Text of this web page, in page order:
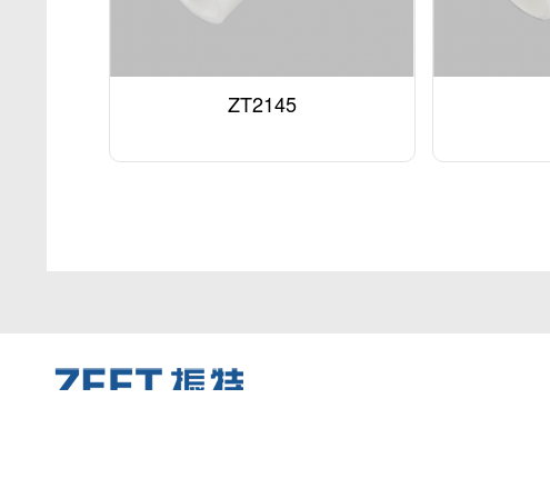
ZT2145